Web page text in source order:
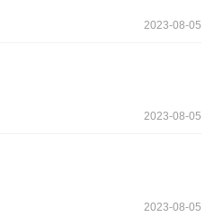
2023-08-05
2023-08-05
2023-08-05